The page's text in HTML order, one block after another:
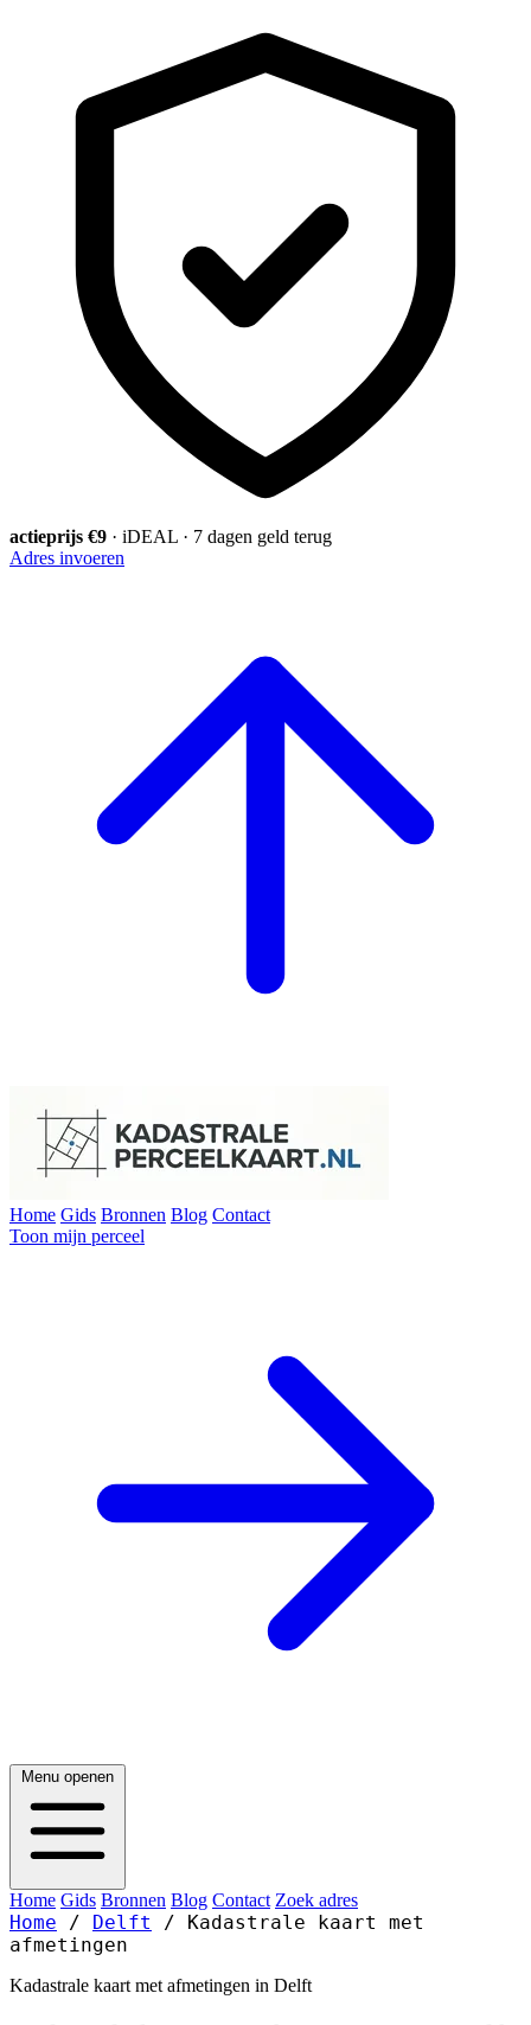
actieprijs €9 · iDEAL · 7 dagen geld terug
Adres invoeren
Home Gids Bronnen Blog Contact
Toon mijn perceel
Menu openen
Home Gids Bronnen Blog Contact Zoek adres
Home / Delft /
Kadastrale kaart met
afmetingen
Kadastrale kaart met afmetingen in Delft